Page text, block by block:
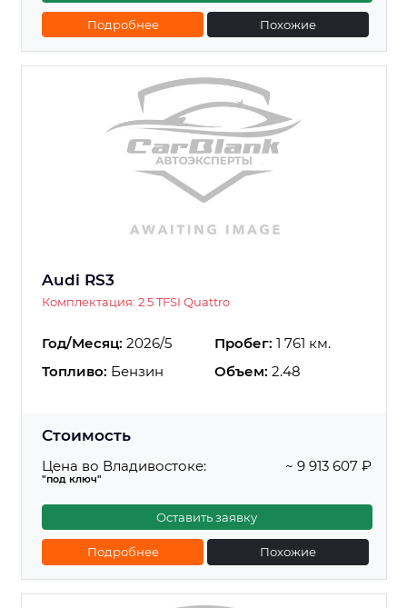
Подробнее Похожие
Audi RS3
Комплектация: 2.5 TFSI Quattro
Год/Месяц: 2026/5 Пробег: 1 761 км.
Топливо: Бензин Объем: 2.48
Стоимость
Цена во Владивостоке:
"под ключ"
~ 9 913 607 ₽
Оставить заявку
Подробнее Похожие